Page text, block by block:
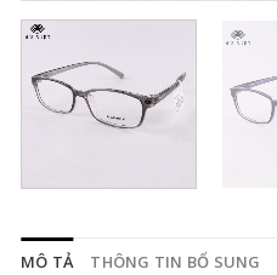
MÔ TẢ THÔNG TIN BỔ SUNG